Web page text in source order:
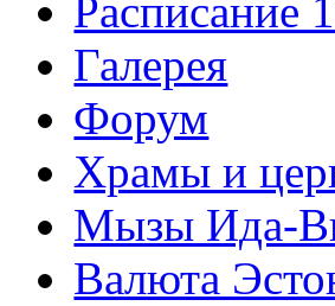
Расписание
Галерея
Форум
Храмы и
Мызы Ида-
Валюта